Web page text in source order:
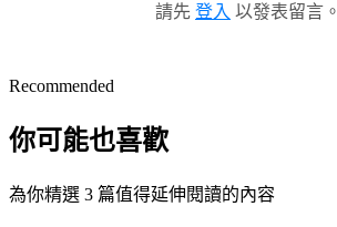
請先 登入 以發表留言。
Recommended
你可能也喜歡
為你精選 3 篇值得延伸閱讀的內容